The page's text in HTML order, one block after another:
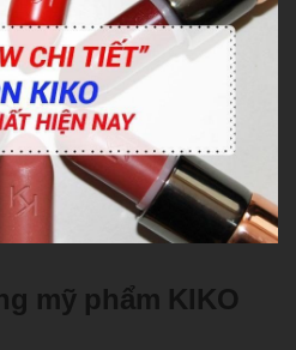
mỹ phẩm KIKO